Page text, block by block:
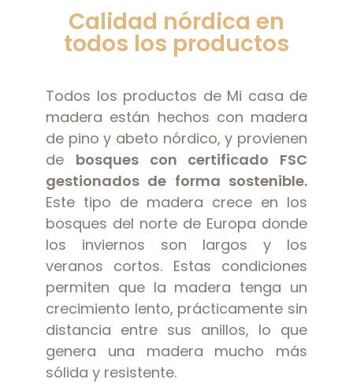
Calidad nórdica en
todos los productos
Todos los productos de Mi casa de
madera están hechos con madera
de pino y abeto nórdico, y provienen
de bosques con certificado FSC
gestionados de forma sostenible.
Este tipo de madera crece en los
bosques del norte de Europa donde
los inviernos son largos y los
veranos cortos. Estas condiciones
permiten que la madera tenga un
crecimiento lento, prácticamente sin
distancia entre sus anillos, lo que
genera una madera mucho más
sólida y resistente.